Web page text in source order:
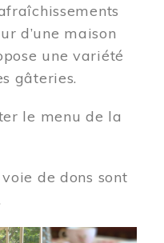
d’une maison
une variété
gâteries.
le menu de la
de dons sont